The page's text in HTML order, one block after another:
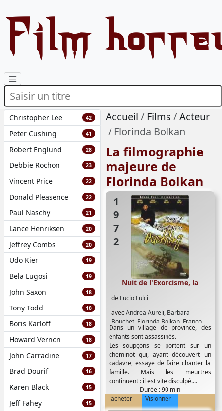
Film
Christopher Lee 42
Peter Cushing 41
Robert Englund 28
Debbie Rochon 23
Vincent Price 22
Donald Pleasence 22
Paul Naschy 21
Lance Henriksen 20
Jeffrey Combs 20
Udo Kier 19
Bela Lugosi 19
John Saxon 18
Tony Todd 18
Boris Karloff 18
Howard Vernon 18
John Carradine 17
Brad Dourif 16
Karen Black 15
Jeff Fahey 15
Accueil Films
Acteur
Florinda Bolkan
La filmographie
majeure de
Florinda Bolkan
1972
de Lucio Fulci
avecAndrea Aureli, Barbara
Bouchet, Florinda Bolkan, Franco
Balducci George Wilson,Hugo d
Allessio,Irene Papas,Linda Sini
Lucio Fulci,Marc Porel,Rosalia
Maggio, Tomas Milian ,Vito Passeri
Nuit de l'Exorcisme, la
Dans un village de province, des
enfants sont assassinés.
Les soupçons se portent sur un
cheminot qui, ayant découvert un
cadavre, essaye de faire chanter la
famille. Mais les meurtres
continuent : il est vite disculpé....
Durée : 90 min
acheter
Visionner